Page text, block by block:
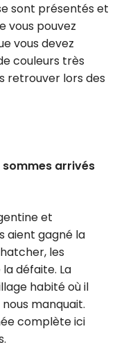
sont présentés et
vous pouvez
vous devez
couleurs très
retrouver lors des
sommes arrivés
et
aient gagné la
les
défaite. La
habité où il
manquait.
complète ici